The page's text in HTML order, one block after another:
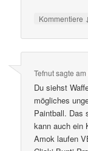
Kommentiere
Tefnutsagte am
Du siehst
mögliches
Paintball. Das
kann auch ein
Amok laufen